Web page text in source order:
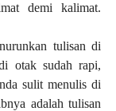
demi kalimat.
tulisan di
otak sudah rapi,
sulit menulis di
adalah tulisan